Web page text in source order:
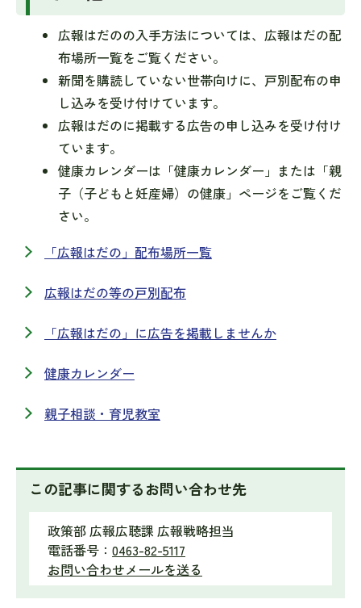
広報はだのの入手方法については、広報はだの配
布場所一覧をご覧ください。
新聞を購読していない世帯向けに、戸別配布の申
し込みを受け付けています。
広報はだのに掲載する広告の申し込みを受け付け
ています。
健康カレンダーは「健康カレンダー」または「親
子（子どもと妊産婦）の健康」ページをご覧くだ
さい。
「広報はだの」配布場所一覧
広報はだの等の戸別配布
「広報はだの」に広告を掲載しませんか
健康カレンダー
親子相談・育児教室
この記事に関するお問い合わせ先
政策部 広報広聴課 広報戦略担当
電話番号： 0463-82-5117
お問い合わせメールを送る